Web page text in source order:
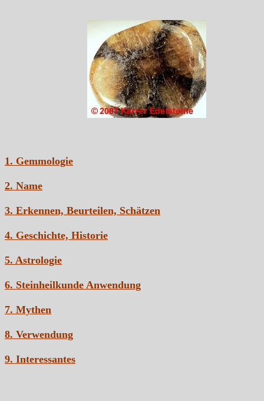
1. Gemmologie
2. Name
3. Erkennen, Beurteilen, Schätzen
4. Geschichte, Historie
5. Astrologie
6. Steinheilkunde Anwendung
7. Mythen
8. Verwendung
9. Interessantes